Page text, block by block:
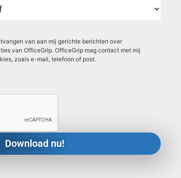
van aan mij gerichte berichten over
van OfficeGrip. OfficeGrip mag contact met mij
zoals e-mail, telefoon of post.